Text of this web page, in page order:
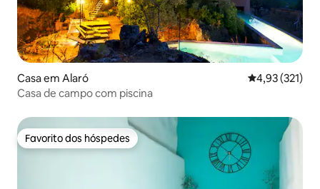
Casa em Alaró Classificação
4,93 (321)
Casa de campo com piscina
Favorito dos hóspedes
Favorito dos hóspedes